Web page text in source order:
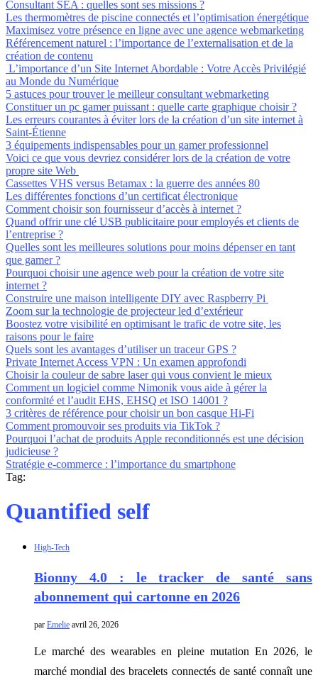
Consultant SEA : quelles sont ses missions ?
Les thermomètres de piscine connectés et l’optimisation énergétique
Maximisez votre présence en ligne avec une agence webmarketing
Référencement naturel : l’importance de l’externalisation et de la
création de contenu
L’importance d’un Site Internet Abordable : Votre Accès Privilégié
au Monde du Numérique
5 astuces pour trouver le meilleur consultant webmarketing
Constituer un pc gamer puissant : quelle carte graphique choisir ?
Les erreurs courantes à éviter lors de la création d’un site internet à
Saint-Étienne
3 équipements indispensables pour un gamer professionnel
Voici ce que vous devriez considérer lors de la création de votre
propre site Web
Cassettes VHS versus Betamax : la guerre des années 80
Les différentes fonctions d’un certificat électronique
Comment choisir son fournisseur d’accès à internet ?
Quand offrir une clé USB publicitaire pour employés et clients de
l’entreprise ?
Quelles sont les meilleures solutions pour moins dépenser en tant
que gamer ?
Pourquoi choisir une agence web pour la création de votre site
internet ?
Construire une maison intelligente DIY avec Raspberry Pi
Zoom sur la technologie de projecteur led d’extérieur
Boostez votre visibilité en optimisant le trafic de votre site, les
raisons pour le faire
Quels sont les avantages d’utiliser un traceur GPS ?
Private Internet Access VPN : Un examen approfondi
Choisir la couleur de sabre laser qui vous convient le mieux
Comment un logiciel comme Nimonik vous aide à gérer la
conformité et l’audit EHS, EHSQ et ISO 14001 ?
3 critères de référence pour choisir un bon casque Hi-Fi
Comment promouvoir ses produits via TikTok ?
Pourquoi l’achat de produits Apple reconditionnés est une décision
judicieuse ?
Stratégie e-commerce : l’importance du smartphone
Tag:
Quantified self
High-Tech
Bionny 4.0 : le tracker de santé sans
abonnement qui cartonne en 2026
par Emelie avril 26, 2026
Le marché des wearables en pleine mutation En 2026, le
marché mondial des bracelets connectés de santé connaît une